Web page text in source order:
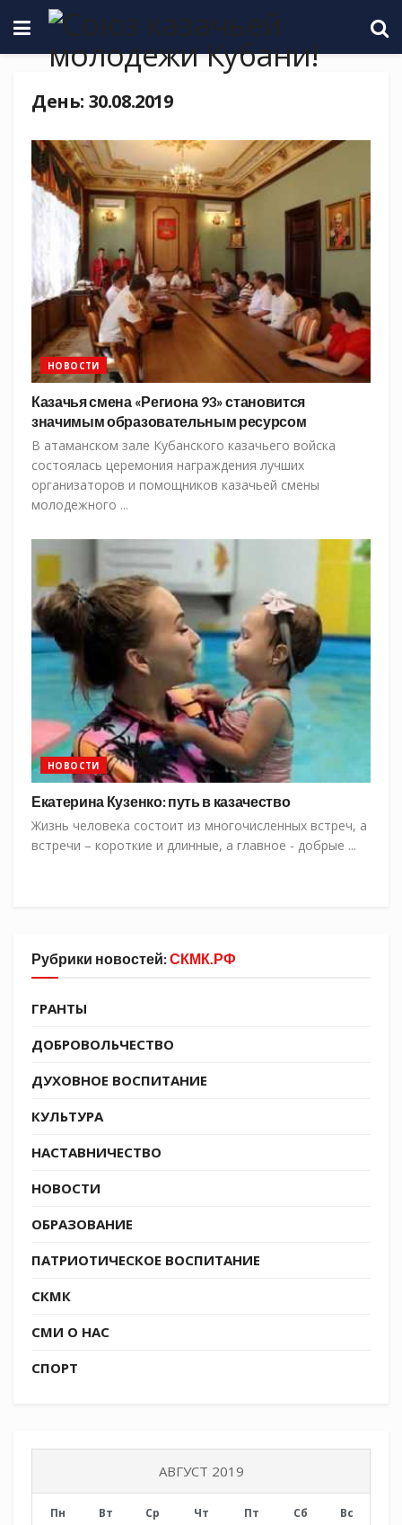
День: 30.08.2019
НОВОСТИ
Казачья смена «Региона 93» становится
значимым образовательным ресурсом
В атаманском зале Кубанского казачьего войска
состоялась церемония награждения лучших
организаторов и помощников казачьей смены
молодежного ...
НОВОСТИ
Екатерина Кузенко: путь в казачество
Жизнь человека состоит из многочисленных встреч, а
встречи – короткие и длинные, а главное - добрые ...
Рубрики новостей:СКМК.РФ
ГРАНТЫ
ДОБРОВОЛЬЧЕСТВО
ДУХОВНОЕ ВОСПИТАНИЕ
КУЛЬТУРА
НАСТАВНИЧЕСТВО
НОВОСТИ
ОБРАЗОВАНИЕ
ПАТРИОТИЧЕСКОЕ ВОСПИТАНИЕ
СКМК
СМИ О НАС
СПОРТ
АВГУСТ 2019
Пн Вт Ср Чт Пт Сб Вс